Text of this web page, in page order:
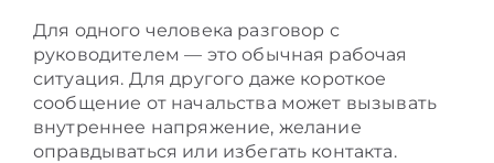
Для одного человека разговор с
руководителем — это обычная рабочая
ситуация. Для другого даже короткое
сообщение от начальства может вызывать
внутреннее напряжение, желание
оправдываться или избегать контакта.